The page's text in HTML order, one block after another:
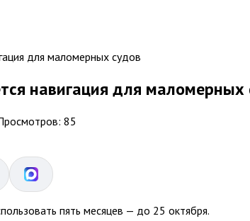
навигация для маломерных
85
пять месяцев — до 25 октября.